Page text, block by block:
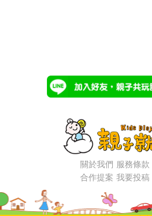
關於我們 服務條款
合作提案 我要投稿